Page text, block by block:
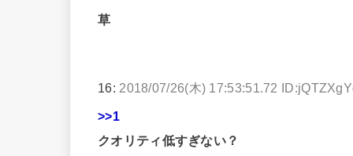
草
16: 2018/07/26(木) 17:53:51.72
>>1
クオリティ低すぎない？